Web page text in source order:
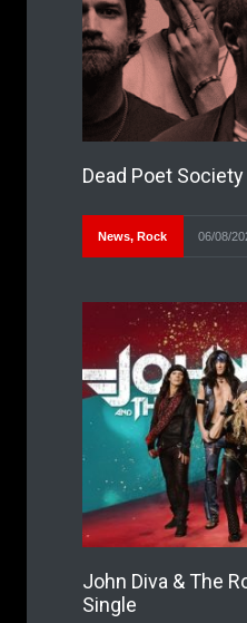
Dead Poet
News, Rock 06/08/
John Diva & The
Single